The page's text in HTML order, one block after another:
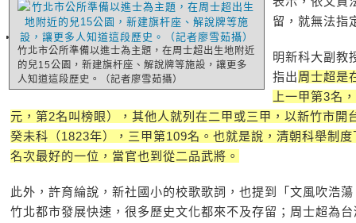
竹北市公所準備以進士為主題，在周士超出生地附近
的兒15公園，新建旗杆座、解說牌等施設，讓更多
人知道這段歷史。（記者廖雪茹攝）
留，就無法指
明新科大副教
指出周士超是
上一甲第3名
元，第2名叫榜眼），其他人就列在二甲或三甲，以新竹市開
癸未科（1823年），三甲第109名。也就是說，清朝科舉制
名次最好的一位，當官也到從二品武將。
此外，許育綸說，新社國小的校歌歌詞，也提到「文風吹浩
竹北都市發展快速，很多歷史文化都來不及存留；周士超為